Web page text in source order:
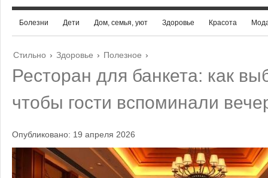
Болезни Дети Дом, семья, уют Здоровье Красота
Стильно › Здоровье › Полезное ›
Ресторан для банкета: как
чтобы гости вспоминали
Опубликовано: 19 апреля 2026